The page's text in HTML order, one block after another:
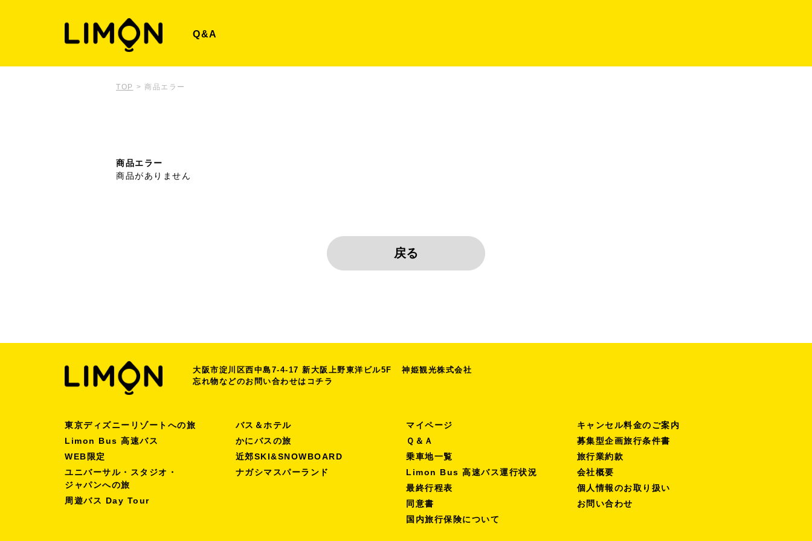
Q&A
TOP > 商品エラー
商品エラー
商品がありません
大阪市淀川区西中島7-4-17 新大阪上野東洋ビル5F 神姫観光株式会社
忘れ物などのお問い合わせは コチラ
東京ディズニーリゾートへの旅
Limon Bus 高速バス
WEB限定
ユニバーサル・スタジオ・
ジャパンへの旅
周遊バス Day Tour
バス＆ホテル
かにバスの旅
近郊SKI&SNOWBOARD
ナガシマスパーランド
マイページ
Ｑ＆Ａ
乗車地一覧
Limon Bus 高速バス運行状況
最終行程表
同意書
国内旅行保険について
キャンセル料金のご案内
募集型企画旅行条件書
旅行業約款
会社概要
個人情報のお取り扱い
お問い合わせ